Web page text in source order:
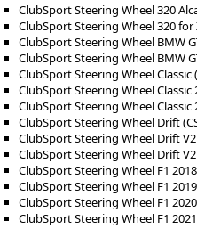
ClubSport Steering Wheel 320
ClubSport Steering Wheel 320 for
ClubSport Steering Wheel BMW
ClubSport Steering Wheel BMW
ClubSport Steering Wheel Classic
ClubSport Steering Wheel Classic
ClubSport Steering Wheel Classic
ClubSport Steering Wheel Drift
ClubSport Steering Wheel Drift V2
ClubSport Steering Wheel Drift V2
ClubSport Steering Wheel F1 2018
ClubSport Steering Wheel F1 2019
ClubSport Steering Wheel F1 2020
ClubSport Steering Wheel F1 2021